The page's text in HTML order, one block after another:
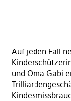
Auf jeden Fall
und Oma Gabi